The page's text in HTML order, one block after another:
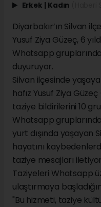
Erkek | Kadın
Diyarbakır’ın Silvan
Yusuf Ziya Güzeç, 6
Whatsapp
duyuruyor.
Silvan ilçesinde
hafız Yusuf Ziya
taziye bildirilerini 10
Whatsapp
yurt dışında yaşayan
hayatını
taziye mesajları
Taziyeleri Whatsapp
ulaştırmaya
"Bu hizmeti, taziye